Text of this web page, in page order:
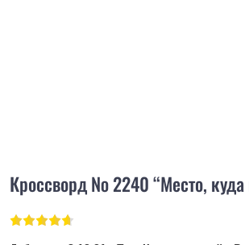
Кроссворд № 2240 “Место, куда